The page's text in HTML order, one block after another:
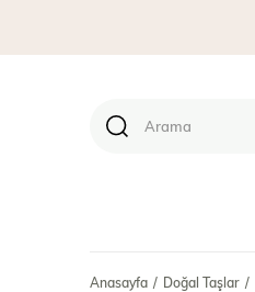
Anasayfa Doğal Taşlar